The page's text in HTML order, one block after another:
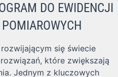
DO EWIDENCJI
się świecie
które zwiększają
Jednym z kluczowych